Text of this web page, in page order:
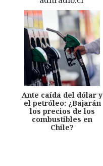
Ante caída del dólar y
el petróleo: ¿Bajarán
los precios de los
combustibles en
Chile?